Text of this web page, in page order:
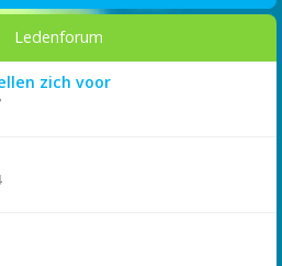
Ledenforum
zich voor